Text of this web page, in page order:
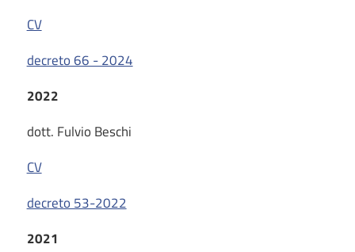
CV
decreto 66 - 2024
2022
dott. Fulvio Beschi
CV
decreto 53-2022
2021